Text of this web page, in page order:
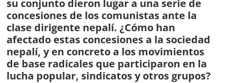
su conjunto dieron lugar a una serie de
concesiones de los comunistas ante la
clase dirigente nepalí. ¿Cómo han
afectado estas concesiones a la sociedad
nepalí, y en concreto a los movimientos
de base radicales que participaron en la
lucha popular, sindicatos y otros grupos?